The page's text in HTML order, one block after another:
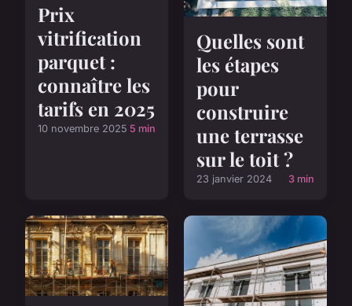
Prix
vitrification
parquet :
connaître les
tarifs en 2025
10 novembre 2025 5 min
Quelles sont
les étapes
pour
construire
une terrasse
sur le toit ?
23 janvier 2024 3 min